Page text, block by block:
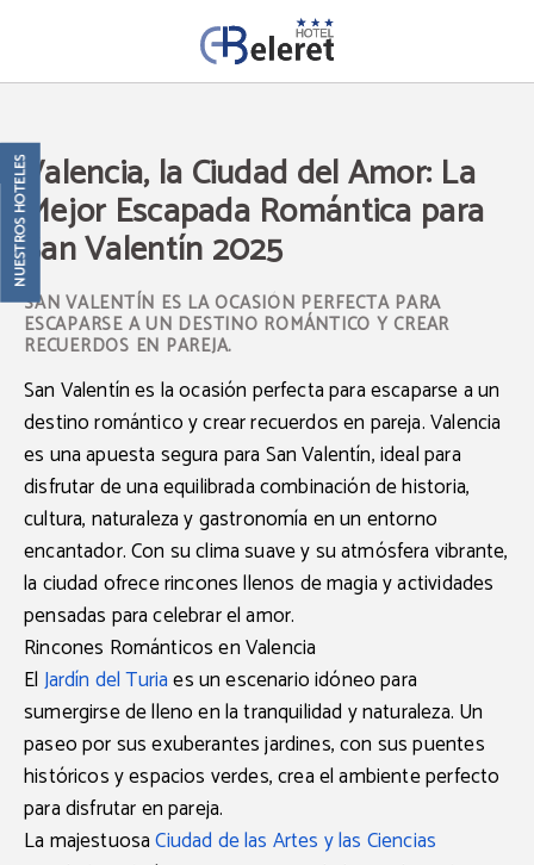
Valencia, la Ciudad del Amor: La
Mejor Escapada Romántica para
San Valentín 2025
SAN VALENTÍN ES LA OCASIÓN PERFECTA PARA
ESCAPARSE A UN DESTINO ROMÁNTICO Y CREAR
RECUERDOS EN PAREJA.
San Valentín es la ocasión perfecta para escaparse a un
destino romántico y crear recuerdos en pareja. Valencia
es una apuesta segura para San Valentín, ideal para
disfrutar de una equilibrada combinación de historia,
cultura, naturaleza y gastronomía en un entorno
encantador. Con su clima suave y su atmósfera vibrante,
la ciudad ofrece rincones llenos de magia y actividades
pensadas para celebrar el amor.
Rincones Románticos en Valencia
El Jardín del Turiaes un escenario idóneo para
sumergirse de lleno en la tranquilidad y naturaleza. Un
paseo por sus exuberantes jardines, con sus puentes
históricos y espacios verdes, crea el ambiente perfecto
para disfrutar en pareja.
La majestuosaCiudad de las Artes y las Ciencias
NUESTROS HOTELES